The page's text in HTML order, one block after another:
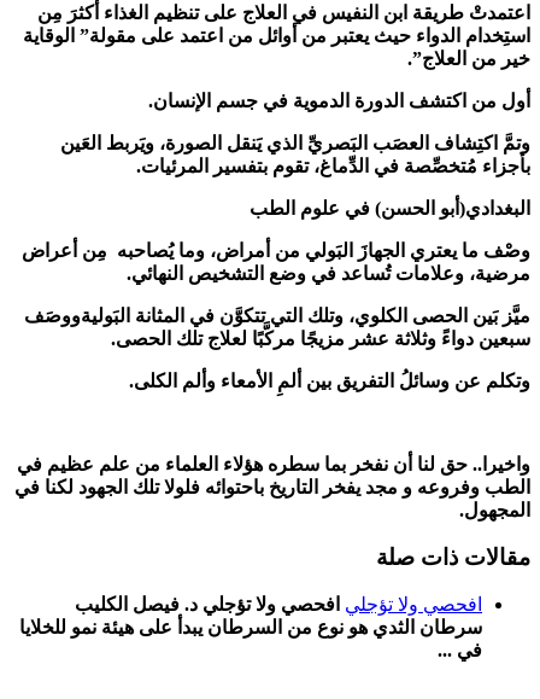
اعتمدتْ طريقة ابن النفيس في العلاج على تنظيم الغذاء أكثرَ مِن
استِخدام الدواء حيث يعتبر من أوائل من اعتمد على مقولة” الوقاية
خير من العلاج”.
أول من اكتشف الدورة الدموية في جسم الإنسان.
وتمَّ اكتِشاف العصَب البَصريِّ الذي يَنقل الصورة، ويَربط العَين
بأجزاء مُتخصِّصة في الدِّماغ، تقوم بتفسير المرئيات.
البغدادي(أبو الحسن) في علوم الطب
وصْف ما يعتري الجهازَ البَولي من أمراض، وما يُصاحبه مِن أعراض
مرضية، وعلامات تُساعد في وضع التشخيص النهائي.
ميَّز بَين الحصى الكلوي، وتلك التي تتكوَّن في المثانة البَوليةووصَف
سبعين دواءً وثلاثة عشر مزيجًا مركَّبًا لعلاج تلك الحصى.
وتكلم عن وسائلُ التفريق بين ألمِ الأمعاء وألم الكلى.
واخيرا.. حق لنا أن نفخر بما سطره هؤلاء العلماء من علم عظيم في
الطب وفروعه و مجد يفخر التاريخ باحتوائه فلولا تلك الجهود لكنا في
المجهول.
مقالات ذات صلة
افحصي ولا تؤجلي افحصي ولا تؤجلي د. فيصل الكليب
سرطان الثدي هو نوع من السرطان يبدأ على هيئة نمو للخلايا
في ...